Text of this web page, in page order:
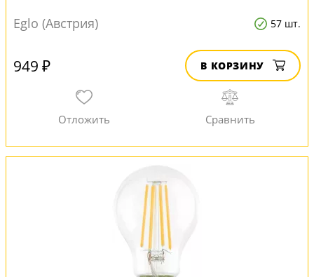
Eglo (Австрия) 57 шт.
949 ₽ В КОРЗИНУ